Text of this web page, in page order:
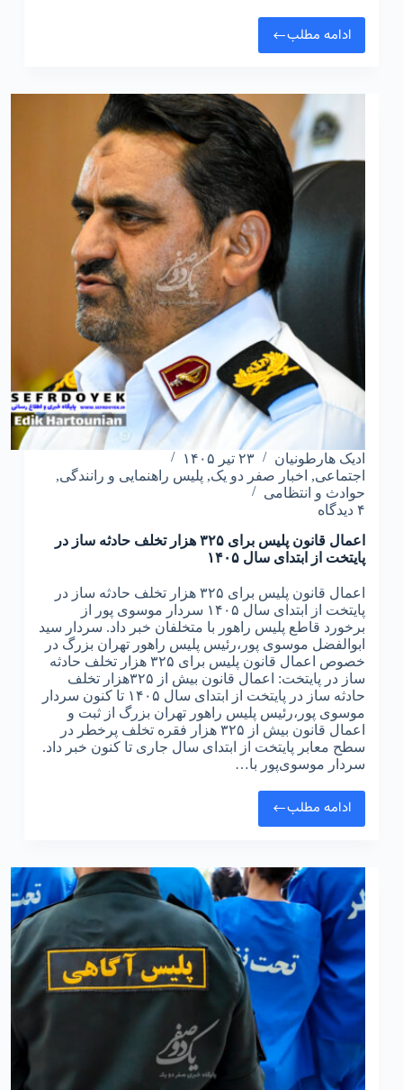
ادامه مطلب
بزرگراه‌
رکورددار
تصادفات
فوتی
عابران
پیاده
۴۰
درصد
باختگان
ادیک هارطونیان
۲۳ تیر ۱۴۰۵
اجتماعی, اخبار صفر دو یک, پلیس راهنمایی و رانندگی,
حوادث و انتظامی
۴ دیدگاه
اعمال قانون پلیس برای ۳۲۵ هزار تخلف حادثه ساز در
پایتخت از ابتدای سال ۱۴۰۵
اعمال قانون پلیس برای ۳۲۵ هزار تخلف حادثه ساز در
پایتخت از ابتدای سال ۱۴۰۵ سردار موسوی پور از
برخورد قاطع پلیس راهور با متخلفان خبر داد. سردار سید
ابوالفضل موسوی پور،رئیس پلیس راهور تهران بزرگ در
خصوص اعمال قانون پلیس برای ۳۲۵ هزار تخلف حادثه
ساز در پایتخت: اعمال قانون بیش از ۳۲۵هزار تخلف
حادثه ساز در پایتخت از ابتدای سال ۱۴۰۵ تا کنون سردار
موسوی پور،رئیس پلیس راهور تهران بزرگ از ثبت و
اعمال قانون بیش از ۳۲۵ هزار فقره تخلف پرخطر در
سطح معابر پایتخت از ابتدای سال جاری تا کنون خبر داد.
سردار موسوی‌پور با…
ادامه مطلب
اعمال
برای
۳۲۵
هزار
تخلف
حادثه
در
پایتخت
از
ابتدای